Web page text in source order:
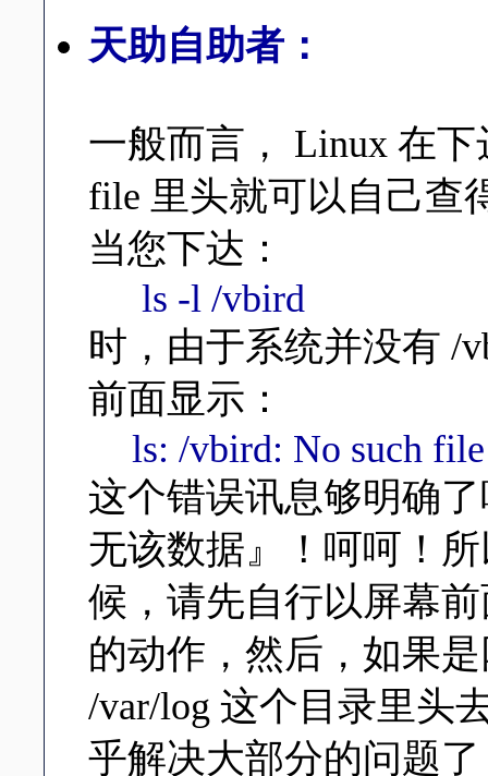
天助自助者：
一般而言， Linux 在
file 里头就可以自己查
当您下达：
ls -l /vbird
时，由于系统并没有 /
前面显示：
ls: /vbird: No such
这个错误讯息够明确
无该数据』！呵呵！
候，请先自行以屏幕
的动作，然后，如果
/var/log 这个目录里头
乎解决大部分的问题